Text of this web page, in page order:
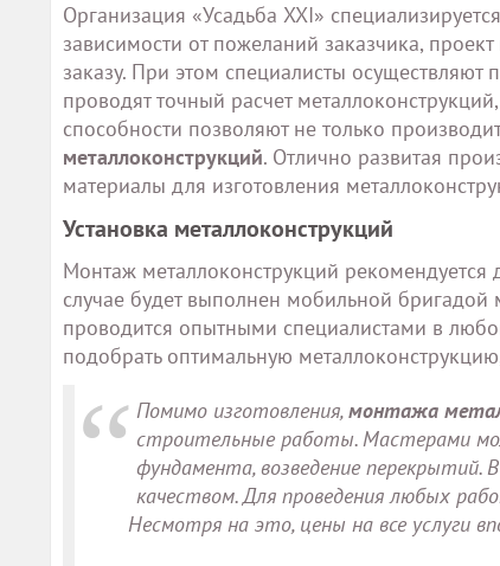
Организация «Усадьба XXI»
зависимости от пожеланий заказчика,
заказу. При этом специалисты
проводят точный расчет
способности позволяют не только
металлоконструкций. Отлично развитая
материалы для изготовления
Установка металлоконструкций
Монтаж металлоконструкций рекомендуется
случае будет выполнен мобильной бригадой
проводится опытными специалистами в
подобрать оптимальную
Помимо изготовления,монтажа
строительные работы. Мастерами
фундамента, возведение
качеством. Для проведения любых
Несмотря на это, цены на все услуги